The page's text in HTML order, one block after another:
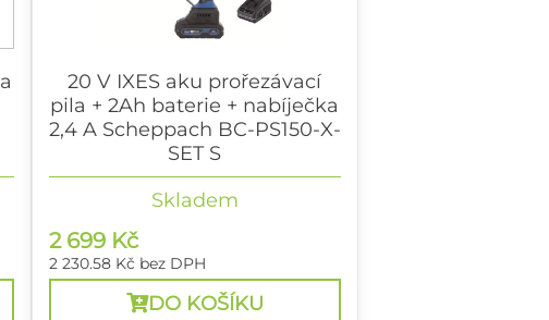
20 V IXES aku prořezávací
pila + 2Ah baterie + nabíječka
2,4 A Scheppach BC-PS150-X-
SET S
20 V IXES aku prořezávací pila + 2Ah
baterie + nabíječka 2,4 A
Skladem
2 699 Kč
2 230.58 Kč bez DPH
DO KOŠÍKU